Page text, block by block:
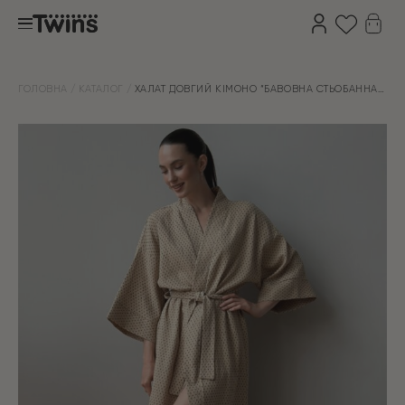
ГОЛОВНА КАТАЛОГ
ХАЛАТ ДОВГИЙ КІМОНО “БАВОВНА СТЬОБАННА”